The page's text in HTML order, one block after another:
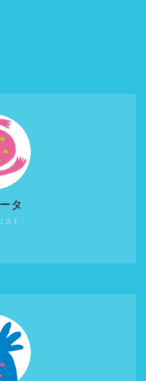
スト
タ